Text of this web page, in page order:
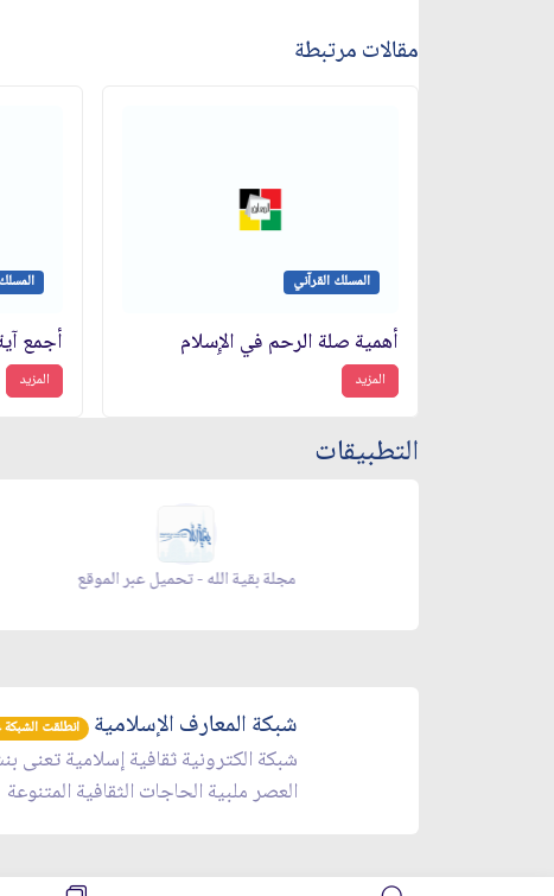
مقالات مرتبطة
المسلك القرآني
أهمية صلة الرحم في الإِسلام
المزيد
أجمع
المزيد
التطبيقات
زاد شهر رمضان - appstore
شبكة المعارف الإسلامية انطلقت الشبكة عام
شبكة الكترونية ثقافية إسلامية تعنى
العصر ملبية الحاجات الثقافية المتنوعة